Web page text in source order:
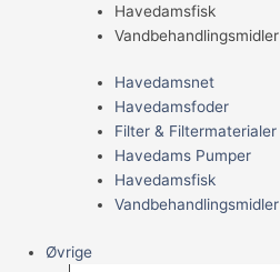
Havedamsfisk
Vandbehandlingsmidler
Havedamsnet
Havedamsfoder
Filter & Filtermaterialer
Havedams Pumper
Havedamsfisk
Vandbehandlingsmidler
Øvrige